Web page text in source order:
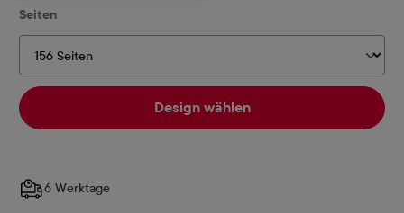
Seitenauswählen
Design wählen
6 Werktage